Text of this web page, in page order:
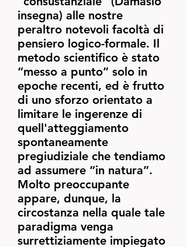
insegna) alle nostre
peraltro notevoli facoltà di
pensiero logico-formale. Il
metodo scientifico è stato
“messo a punto” solo in
epoche recenti, ed è frutto
di uno sforzo orientato a
limitare le ingerenze di
quell'atteggiamento
spontaneamente
pregiudiziale che tendiamo
ad assumere “in natura”.
Molto preoccupante
appare, dunque, la
circostanza nella quale tale
paradigma venga
surrettiziamente impiegato